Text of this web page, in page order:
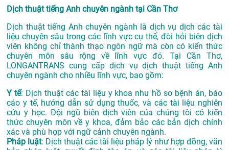
Dịch thuật tiếng Anh chuyên ngành tại Cần Thơ
Dịch thuật tiếng Anh chuyên ngành là dịch vụ dịch các tài
liệu chuyên sâu trong các lĩnh vực cụ thể, đòi hỏi biên dịch
viên không chỉ thành thạo ngôn ngữ mà còn có kiến thức
chuyên môn sâu rộng về lĩnh vực đó. Tại Cần Thơ,
LONGANTRANS cung cấp dịch vụ dịch thuật tiếng Anh
chuyên ngành cho nhiều lĩnh vực, bao gồm:
Y tế: Dịch thuật các tài liệu y khoa như hồ sơ bệnh án, báo
cáo y tế, hướng dẫn sử dụng thuốc, và các tài liệu nghiên
cứu y học. Đội ngũ biên dịch viên của chúng tôi có kiến
thức chuyên môn về y khoa, đảm bảo các bản dịch chính
xác và phù hợp với ngữ cảnh chuyên ngành.
Pháp luật: Dịch thuật các tài liệu pháp lý như hợp đồng, văn